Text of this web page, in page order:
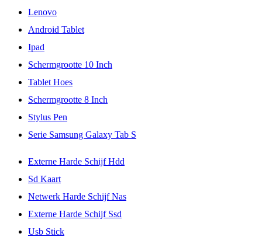
Lenovo
Android Tablet
Ipad
Schermgrootte 10 Inch
Tablet Hoes
Schermgrootte 8 Inch
Stylus Pen
Serie Samsung Galaxy Tab S
Externe Harde Schijf Hdd
Sd Kaart
Netwerk Harde Schijf Nas
Externe Harde Schijf Ssd
Usb Stick